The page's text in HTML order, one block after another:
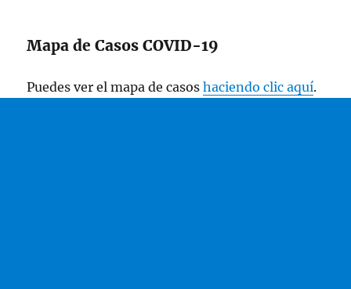
Mapa de Casos COVID-19
Puedes ver el mapa de casoshaciendo clic aquí.